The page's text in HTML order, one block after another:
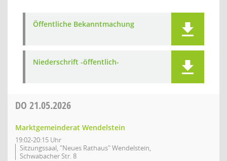
Öffentliche Bekanntmachung
Niederschrift -öffentlich-
DO 21.05.2026
Marktgemeinderat Wendelstein
19:02-20:15 Uhr
Sitzungssaal, "Neues Rathaus" Wendelstein,
Schwabacher Str. 8